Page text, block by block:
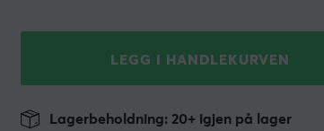
LEGG I HANDLEKURVEN
Lagerbeholdning: 20+ igjen på lager